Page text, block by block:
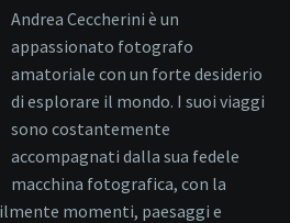
Andrea Ceccherini è un
appassionato fotografo
amatoriale con un forte desiderio
di esplorare il mondo. I suoi viaggi
sono costantemente
accompagnati dalla sua fedele
macchina fotografica, con la
momenti, paesaggi e